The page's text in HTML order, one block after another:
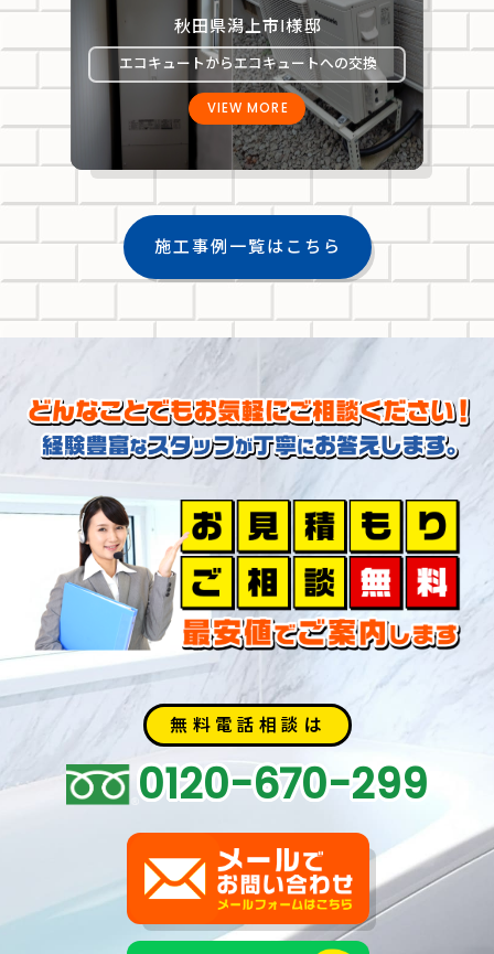
秋田県潟上市Ⅰ様邸
エコキュートからエコキュートへの交換
VIEW MORE
施工事例一覧はこちら
無料電話相談は
0120-670-299